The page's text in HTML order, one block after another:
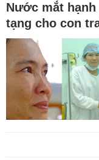
Nước mắt
tạng cho con